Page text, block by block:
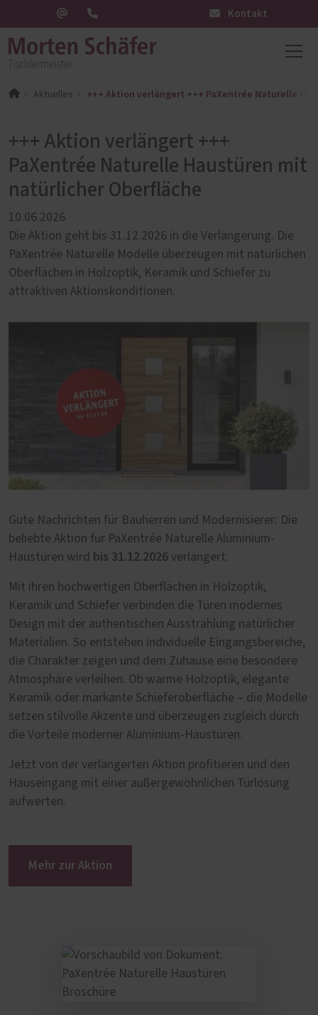
Kontakt
Aktuelles +++ Aktion verlängert +++ PaXentrée Naturelle
+++ Aktion verlängert +++
PaXentrée Naturelle Haustüren mit
natürlicher Oberfläche
10.06.2026
Die Aktion geht bis 31.12.2026 in die Verlängerung. Die
PaXentrée Naturelle Modelle überzeugen mit natürlichen
Oberflächen in Holzoptik, Keramik und Schiefer zu
attraktiven Aktionskonditionen.
Gute Nachrichten für Bauherren und Modernisierer: Die
beliebte Aktion für PaXentrée Naturelle Aluminium-
Haustüren wird bis 31.12.2026 verlängert.
Mit ihren hochwertigen Oberflächen in Holzoptik,
Keramik und Schiefer verbinden die Türen modernes
Design mit der authentischen Ausstrahlung natürlicher
Materialien. So entstehen individuelle Eingangsbereiche,
die Charakter zeigen und dem Zuhause eine besondere
Atmosphäre verleihen. Ob warme Holzoptik, elegante
Keramik oder markante Schieferoberfläche – die Modelle
setzen stilvolle Akzente und überzeugen zugleich durch
die Vorteile moderner Aluminium-Haustüren.
Jetzt von der verlängerten Aktion profitieren und den
Hauseingang mit einer außergewöhnlichen Türlösung
aufwerten.
Mehr zur Aktion